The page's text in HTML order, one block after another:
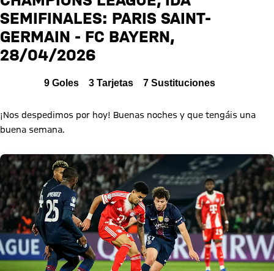
PSG
Crónica
SEMIFINALES: PARIS SAINT-
GERMAIN - FC BAYERN,
28/04/2026
9 Goles 3 Tarjetas 7 Sustituciones
¡Nos despedimos por hoy! Buenas noches y que tengáis una
buena semana.